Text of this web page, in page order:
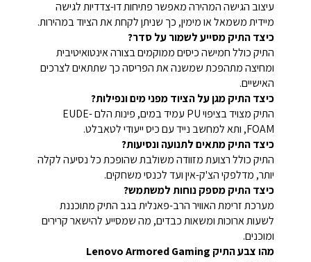
עיצוב הגישה המהירה מאפשר פתיחות דו-צדדיות לגישה
מיידית משמאל או מימין, כך שניתן לקחת את הציוד במהירות.
כיצד התיק מסייע לשמור על סדר?
התיק כולל חמישה כיסים ממוקמים בצורה אינטואיטיבית
ומחיצה מתהפכת שמשנה את הפריסה כך שתתאים לצרכים
האישיים.
כיצד התיק מגן על הציוד מפני מים ונפילות?
התיק מצויד בציפוי PU עמיד במים, פינות הלם EUDE-
FOAM, ותא למחשב נייד עם כיס ייעודי לטאבלט.
כיצד התיק מתאים לתנועה ונסיעות?
התיק כולל רצועת מזוודה משולבת שהופכת כל נסיעה לקלה
יותר, מדלפקי הצ'ק-אין ועד לכנסי משחקים.
כיצד התיק מספק נוחות למשתמש?
מערכת זרימת האוויר הרב-פאנלית בגב התיק מתוכננת
לשעות ארוכות ומשאות כבדים, מה שמסייע להישאר קרירים
ומוכנים.
מהו צבע התיק Lenovo Armored Gaming